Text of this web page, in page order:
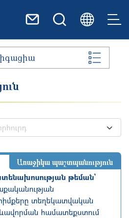
Առաջիկա պաշտպանություն
թեման`
տեղեկատվական
համատեքստում